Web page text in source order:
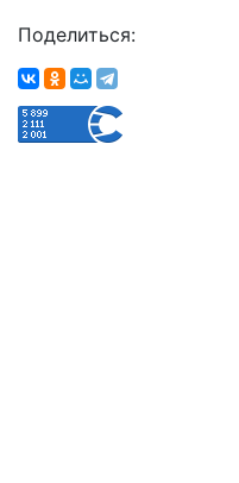
Поделиться: